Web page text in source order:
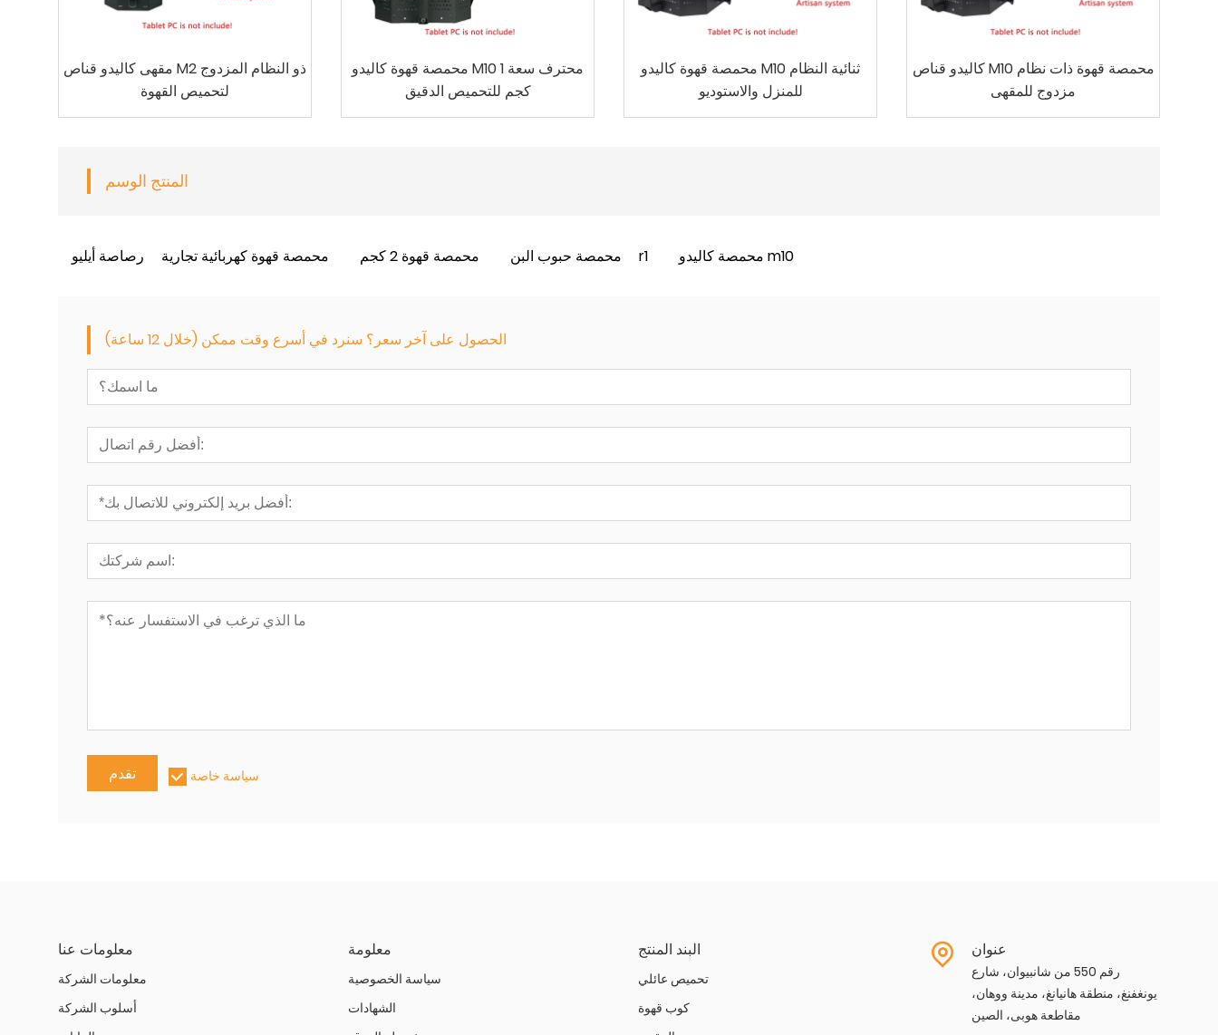
مقهى كاليدو قناص M2 ذو النظام المزدوج
لتحميص القهوة
محمصة قهوة كاليدو M10 محترف سعة 1
كجم للتحميص الدقيق
محمصة قهوة كاليدو M10 ثنائية النظام
للمنزل والاستوديو
كاليدو قناص M10 محمصة قهوة ذات نظام
مزدوج للمقهى
المنتج الوسم
محمصة حبوب البن محمصة قهوة 2 كجم محمصة قهوة كهربائية تجارية رصاصة أيليو r1 محمصة كاليدو m10
الحصول على آخر سعر؟ سنرد في أسرع وقت ممكن (خلال 12 ساعة)
تقدم سياسة خاصة
معلومات عنا
معلومات الشركة
أسلوب الشركة
معلومة
سياسة الخصوصية
الشهادات
البند المنتج
تحميص عائلي
كوب قهوة
عنوان
رقم 550 من شانبيوان، شارع
يونغفنغ، منطقة هانيانغ، مدينة ووهان،
مقاطعة هوبى، الصين